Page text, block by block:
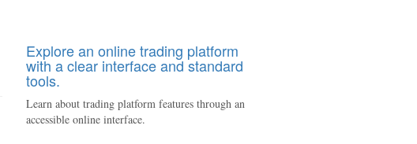
Explore an online trading platform
with a clear interface and standard
tools.
Learn about trading platform features through an
accessible online interface.